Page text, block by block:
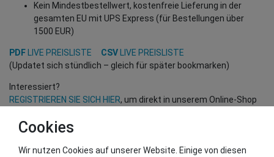
Kein Mindestbestellwert, kostenfreie Lieferung in der
gesamten EU mit UPS Express (für Bestellungen über
1500 EUR)
PDF LIVE PREISLISTE CSV
LIVE PREISLISTE
(Updatet sich stündlich – gleich für später bookmarken)
Interessiert?
REGISTRIEREN SIE SICH HIER, um direkt in unserem Online-Shop
(Nur für Wiederverkäufer und B2B Kunden – gültige EU UID
Cookies
Wir nutzen Cookies auf unserer Website. Einige von diesen